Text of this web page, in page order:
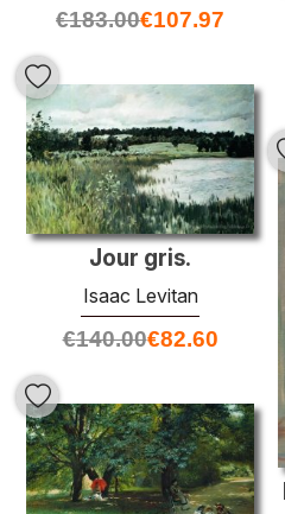
€183.00€107.97
Jour gris.
Isaac Levitan
€140.00€82.60